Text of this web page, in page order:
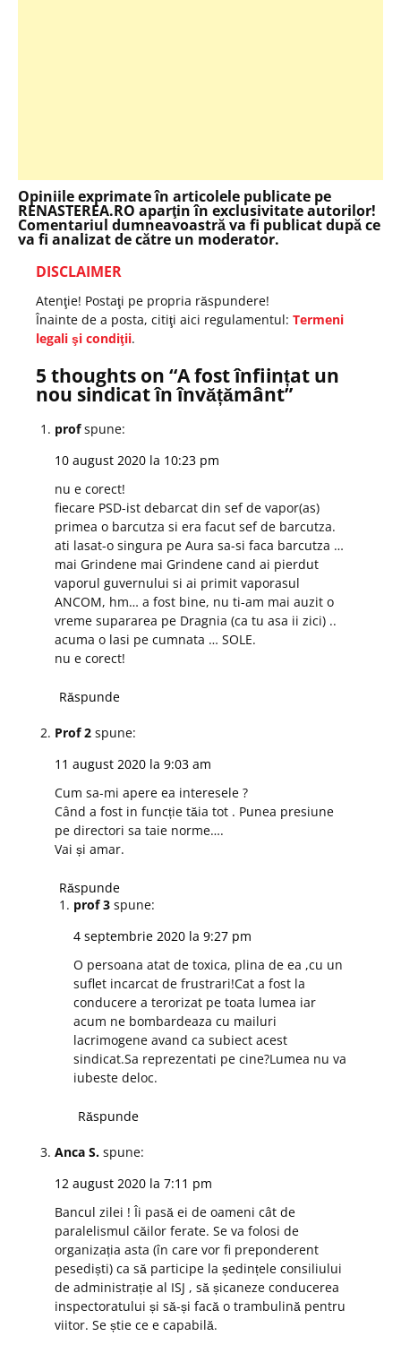
Opiniile exprimate în articolele publicate pe
RENASTEREA.RO aparţin în exclusivitate autorilor!
Comentariul dumneavoastră va fi publicat după ce
va fi analizat de către un moderator.
DISCLAIMER
Atenţie! Postaţi pe propria răspundere!
Înainte de a posta, citiţi aici regulamentul: Termeni
legali şi condiţii.
5 thoughts on “A fost înființat un
nou sindicat în învățământ”
prof spune:
10 august 2020 la 10:23 pm
nu e corect!
fiecare PSD-ist debarcat din sef de vapor(as)
primea o barcutza si era facut sef de barcutza.
ati lasat-o singura pe Aura sa-si faca barcutza …
mai Grindene mai Grindene cand ai pierdut
vaporul guvernului si ai primit vaporasul
ANCOM, hm… a fost bine, nu ti-am mai auzit o
vreme supararea pe Dragnia (ca tu asa ii zici) ..
acuma o lasi pe cumnata … SOLE.
nu e corect!
Răspunde
Prof 2 spune:
11 august 2020 la 9:03 am
Cum sa-mi apere ea interesele ?
Când a fost in funcție tăia tot . Punea presiune
pe directori sa taie norme….
Vai și amar.
Răspunde
prof 3 spune:
4 septembrie 2020 la 9:27 pm
O persoana atat de toxica, plina de ea ,cu un
suflet incarcat de frustrari!Cat a fost la
conducere a terorizat pe toata lumea iar
acum ne bombardeaza cu mailuri
lacrimogene avand ca subiect acest
sindicat.Sa reprezentati pe cine?Lumea nu va
iubeste deloc.
Răspunde
Anca S. spune:
12 august 2020 la 7:11 pm
Bancul zilei ! Îi pasă ei de oameni cât de
paralelismul căilor ferate. Se va folosi de
organizația asta (în care vor fi preponderent
pesediști) ca să participe la ședințele consiliului
de administrație al ISJ , să șicaneze conducerea
inspectoratului și să-și facă o trambulină pentru
viitor. Se știe ce e capabilă.